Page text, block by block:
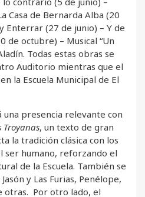
Casa de Bernarda Alba (20
Enterrar (27 de junio) – Y de
de octubre) – Musical “Un
Todas estas obras se
Auditorio mientras que el
la Escuela Municipal de El
una presencia relevante con
Troyanas, un texto de gran
la tradición clásica con los
ser humano, reforzando el
de la Escuela. También se
y Las Furias, Penélope,
otras. Por otro lado, el